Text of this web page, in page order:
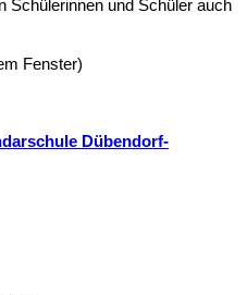
Schülerinnen und Schüler auch
Fenster)
Dübendorf-